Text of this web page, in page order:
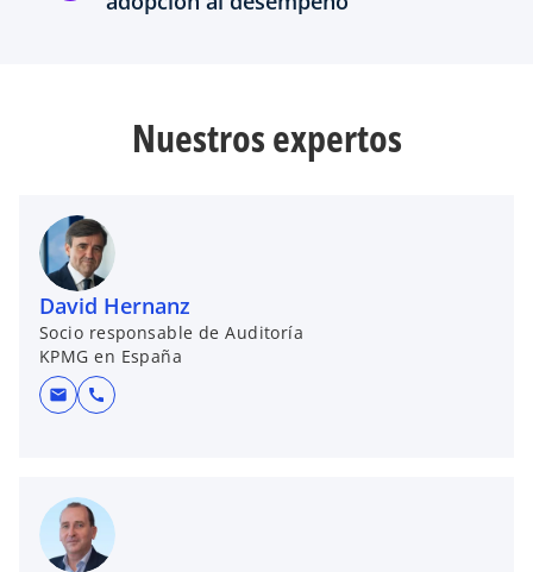
Nuestros expertos
David Hernanz
Socio responsable de Auditoría
KPMG en España
mail call